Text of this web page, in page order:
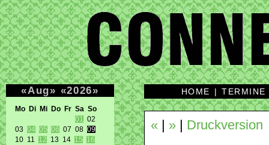
«Aug» «2026»
Mo Di Mi Do Fr Sa So
01
02
03 04 05 06 07 08 09
10 11 12 13 14 15
16
HOME |TERMINE
« » Druckversion